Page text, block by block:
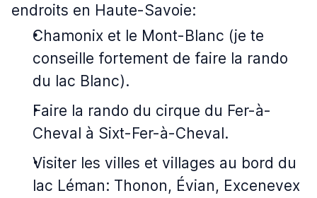
endroits en Haute-Savoie:
Chamonix et le Mont-Blanc (je te
conseille fortement de faire la rando
du lac Blanc).
Faire la rando du cirque du Fer-à-
Cheval à Sixt-Fer-à-Cheval.
Visiter les villes et villages au bord du
lac Léman: Thonon, Évian, Excenevex